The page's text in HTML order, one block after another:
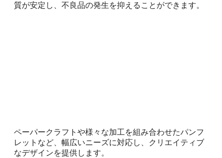
質が安定し、不良品の発生を抑えることができます。
ペーパークラフトや様々な加工を組み合わせたパンフ
レットなど、幅広いニーズに対応し、クリエイティブ
なデザインを提供します。